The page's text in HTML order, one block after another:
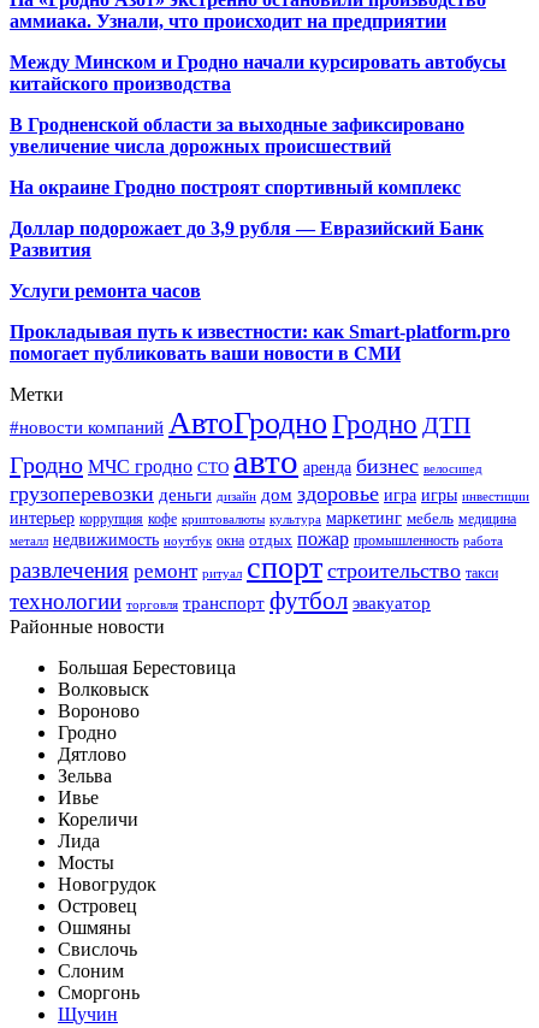
аммиака. Узнали, что происходит на предприятии
Между Минском и Гродно начали курсировать автобусы
китайского производства
В Гродненской области за выходные зафиксировано
увеличение числа дорожных происшествий
На окраине Гродно построят спортивный комплекс
Доллар подорожает до 3,9 рубля — Евразийский Банк
Развития
Услуги ремонта часов
Прокладывая путь к известности: как Smart-platform.pro
помогает публиковать ваши новости в СМИ
Метки
#новости компаний АвтоГродноГродно ДТП
Гродно МЧС гродно СТО авто аренда бизнес велосипед
грузоперевозки деньги дизайн дом здоровье игра игры инвестиции
интерьер коррупция кофе криптовалюты культура маркетинг мебель медицина
металл недвижимость ноутбук окна отдых пожар промышленность работа
развлечения ремонт ритуал спорт строительство такси
технологии торговля транспорт футбол эвакуатор
Районные новости
Большая Берестовица
Волковыск
Вороново
Гродно
Дятлово
Зельва
Ивье
Кореличи
Лида
Мосты
Новогрудок
Островец
Ошмяны
Свислочь
Слоним
Сморгонь
Щучин